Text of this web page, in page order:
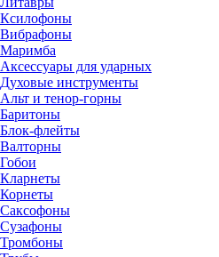
Ксилофоны
Вибрафоны
Маримба
Аксессуары для ударных
Духовые инструменты
Альт и тенор-горны
Баритоны
Блок-флейты
Валторны
Гобои
Кларнеты
Корнеты
Саксофоны
Сузафоны
Тромбоны